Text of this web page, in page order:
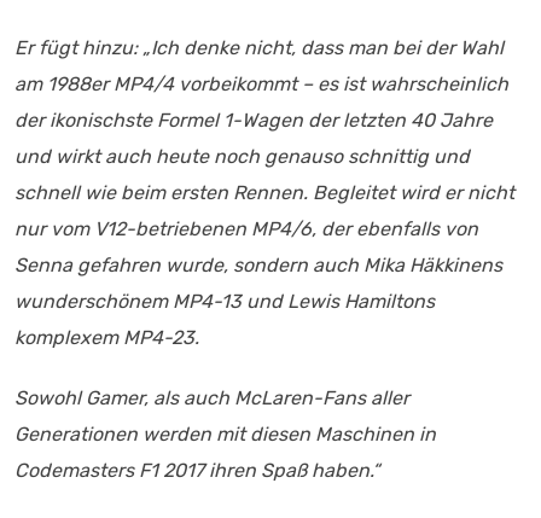
Er fügt hinzu: „Ich denke nicht, dass man bei der Wahl
am 1988er MP4/4 vorbeikommt – es ist wahrscheinlich
der ikonischste Formel 1-Wagen der letzten 40 Jahre
und wirkt auch heute noch genauso schnittig und
schnell wie beim ersten Rennen. Begleitet wird er nicht
nur vom V12-betriebenen MP4/6, der ebenfalls von
Senna gefahren wurde, sondern auch Mika Häkkinens
wunderschönem MP4-13 und Lewis Hamiltons
komplexem MP4-23.
Sowohl Gamer, als auch McLaren-Fans aller
Generationen werden mit diesen Maschinen in
Codemasters F1 2017 ihren Spaß haben.“